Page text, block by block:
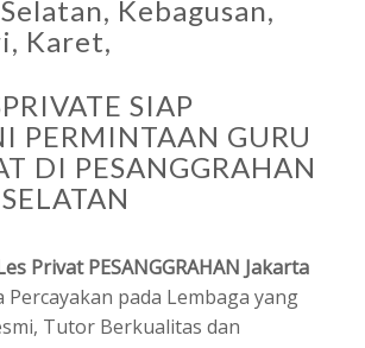
Kebagusan,
Karet,
SIAP
PERMINTAAN GURU
DI PESANGGRAHAN
Privat PESANGGRAHAN Jakarta
Percayakan pada Lembaga yang
Tutor Berkualitas dan